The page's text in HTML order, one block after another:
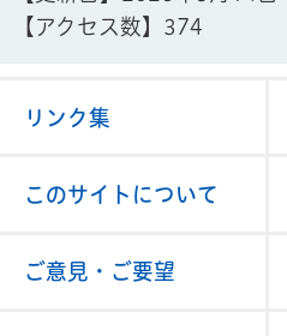
【アクセス数】 374
リンク集
このサイトについて
ご意見・ご要望